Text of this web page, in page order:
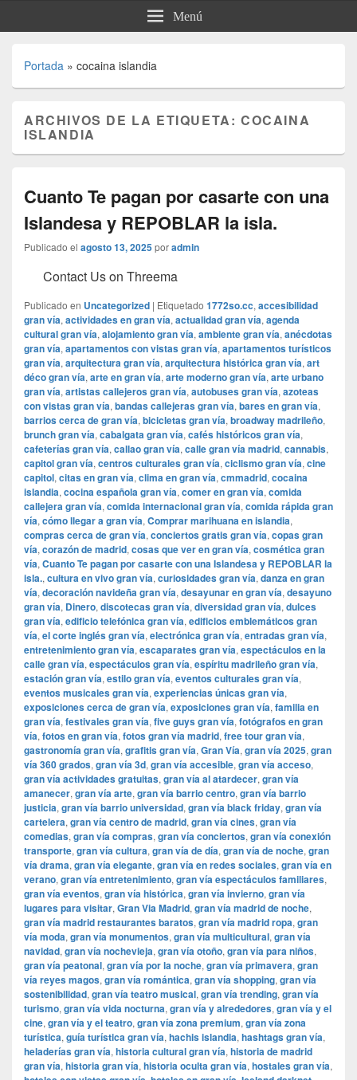
Menú
Portada » cocaina islandia
ARCHIVOS DE LA ETIQUETA:COCAINA
ISLANDIA
Cuanto Te pagan por casarte con una
Islandesa y REPOBLAR la isla.
Publicado el agosto 13, 2025poradmin
Contact Us on Threema
Publicado en Uncategorized | Etiquetado 1772so.cc, accesibilidad
gran vía, actividades en gran vía, actualidad gran vía, agenda
cultural gran vía, alojamiento gran vía, ambiente gran vía, anécdotas
gran vía, apartamentos con vistas gran vía, apartamentos turísticos
gran vía, arquitectura gran vía, arquitectura histórica gran vía, art
déco gran vía, arte en gran vía, arte moderno gran vía, arte urbano
gran vía, artistas callejeros gran vía, autobuses gran vía, azoteas
con vistas gran vía, bandas callejeras gran vía, bares en gran vía,
barrios cerca de gran vía, bicicletas gran vía, broadway madrileño,
brunch gran vía, cabalgata gran vía, cafés históricos gran vía,
cafeterías gran vía, callao gran vía, calle gran vía madrid, cannabis,
capitol gran vía, centros culturales gran vía, ciclismo gran vía, cine
capitol, citas en gran vía, clima en gran vía, cmmadrid, cocaina
islandia, cocina española gran vía, comer en gran vía, comida
callejera gran vía, comida internacional gran vía, comida rápida gran
vía, cómo llegar a gran vía, Comprar marihuana en islandia,
compras cerca de gran vía, conciertos gratis gran vía, copas gran
vía, corazón de madrid, cosas que ver en gran vía, cosmética gran
vía, Cuanto Te pagan por casarte con una Islandesa y REPOBLAR la
isla., cultura en vivo gran vía, curiosidades gran vía, danza en gran
vía, decoración navideña gran vía, desayunar en gran vía, desayuno
gran vía, Dinero, discotecas gran vía, diversidad gran vía, dulces
gran vía, edificio telefónica gran vía, edificios emblemáticos gran
vía, el corte inglés gran vía, electrónica gran vía, entradas gran vía,
entretenimiento gran vía, escaparates gran vía, espectáculos en la
calle gran vía, espectáculos gran vía, espíritu madrileño gran vía,
estación gran vía, estilo gran vía, eventos culturales gran vía,
eventos musicales gran vía, experiencias únicas gran vía,
exposiciones cerca de gran vía, exposiciones gran vía, familia en
gran vía, festivales gran vía, five guys gran vía, fotógrafos en gran
vía, fotos en gran vía, fotos gran vía madrid, free tour gran vía,
gastronomía gran vía, grafitis gran vía, Gran Vía, gran vía 2025, gran
vía 360 grados, gran vía 3d, gran vía accesible, gran vía acceso,
gran vía actividades gratuitas, gran vía al atardecer, gran vía
amanecer, gran vía arte, gran vía barrio centro, gran vía barrio
justicia, gran vía barrio universidad, gran vía black friday, gran vía
cartelera, gran vía centro de madrid, gran vía cines, gran vía
comedias, gran vía compras, gran vía conciertos, gran vía conexión
transporte, gran vía cultura, gran vía de día, gran vía de noche, gran
vía drama, gran vía elegante, gran vía en redes sociales, gran vía en
verano, gran vía entretenimiento, gran vía espectáculos familiares,
gran vía eventos, gran vía histórica, gran vía invierno, gran vía
lugares para visitar, ​​Gran Via Madrid, gran vía madrid de noche,
gran vía madrid restaurantes baratos, gran vía madrid ropa, gran
vía moda, gran vía monumentos, gran vía multicultural, gran vía
navidad, gran vía nochevieja, gran vía otoño, gran vía para niños,
gran vía peatonal, gran vía por la noche, gran vía primavera, gran
vía reyes magos, gran vía romántica, gran vía shopping, gran vía
sostenibilidad, gran vía teatro musical, gran vía trending, gran vía
turismo, gran vía vida nocturna, gran vía y alrededores, gran vía y el
cine, gran vía y el teatro, gran vía zona premium, gran vía zona
turística, guía turística gran vía, hachis islandia, hashtags gran vía,
heladerías gran vía, historia cultural gran vía, historia de madrid
gran vía, historia gran vía, historia oculta gran vía, hostales gran vía,